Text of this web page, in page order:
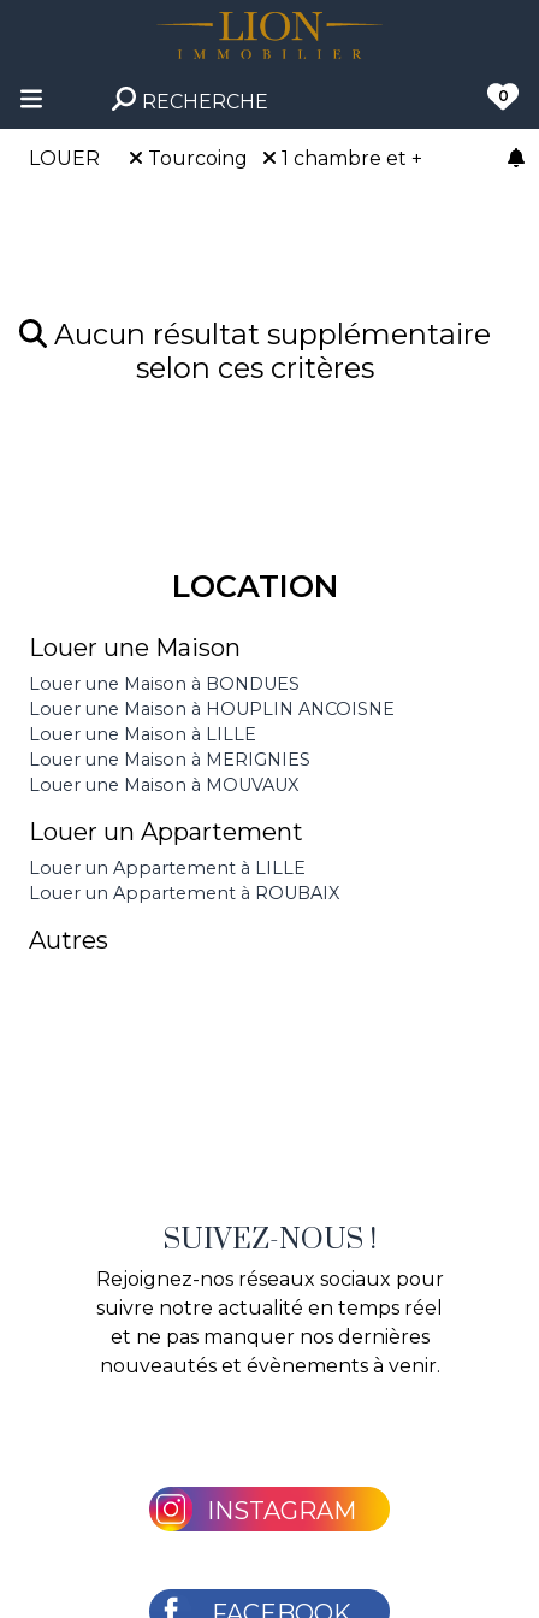
RECHERCHE 0
LOUER Tourcoing 1 chambre et +
Aucun résultat supplémentaire
selon ces critères
LOCATION
Louer une Maison
Louer une Maison à BONDUES
Louer une Maison à HOUPLIN ANCOISNE
Louer une Maison à LILLE
Louer une Maison à MERIGNIES
Louer une Maison à MOUVAUX
Louer un Appartement
Louer un Appartement à LILLE
Louer un Appartement à ROUBAIX
Autres
SUIVEZ-NOUS !
Rejoignez-nos réseaux sociaux pour
suivre notre actualité en temps réel
et ne pas manquer nos dernières
nouveautés et évènements à venir.
INSTAGRAM